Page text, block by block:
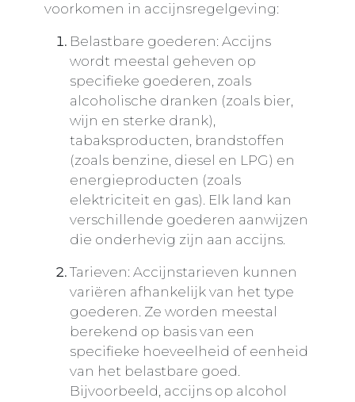
voorkomen in accijnsregelgeving:
Belastbare goederen: Accijns
wordt meestal geheven op
specifieke goederen, zoals
alcoholische dranken (zoals bier,
wijn en sterke drank),
tabaksproducten, brandstoffen
(zoals benzine, diesel en LPG) en
energieproducten (zoals
elektriciteit en gas). Elk land kan
verschillende goederen aanwijzen
die onderhevig zijn aan accijns.
Tarieven: Accijnstarieven kunnen
variëren afhankelijk van het type
goederen. Ze worden meestal
berekend op basis van een
specifieke hoeveelheid of eenheid
van het belastbare goed.
Bijvoorbeeld, accijns op alcohol